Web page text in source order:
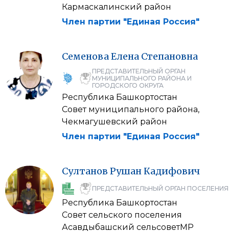
Кармаскалинский район
Член партии "Единая Россия"
СеменоваЕлена Степановна
ПРЕДСТАВИТЕЛЬНЫЙ ОРГАН
МУНИЦИПАЛЬНОГО РАЙОНА И
ГОРОДСКОГО ОКРУГА
Республика Башкортостан
Совет муниципального района,
Чекмагушевский район
Член партии "Единая Россия"
Султанов Рушан Кадифович
ПРЕДСТАВИТЕЛЬНЫЙ ОРГАН ПОСЕЛЕНИЯ
Республика Башкортостан
Совет сельского поселения
Асавдыбашский сельсоветМР